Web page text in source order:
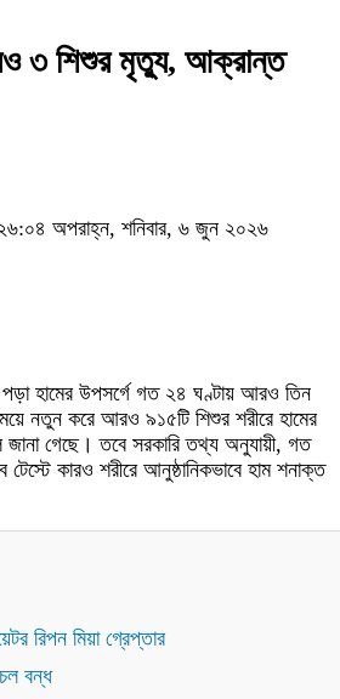
৩ শিশুর মৃত্যু, আক্রান্ত
অপরাহ্ন, শনিবার, ৬ জুন ২০২৬
পড়া হামের উপসর্গে গত ২৪ ঘণ্টায় আরও তিন
নতুন করে আরও ৯১৫টি শিশুর শরীরে হামের
জানা গেছে। তবে সরকারি তথ্য অনুযায়ী, গত
কারও শরীরে আনুষ্ঠানিকভাবে হাম শনাক্ত
রিপন মিয়া গ্রেপ্তার
বন্ধ